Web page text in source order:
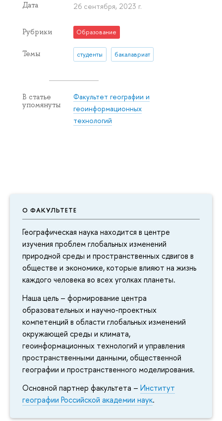
О ФАКУЛЬТЕТЕ
Географическая наука находится в центре
изучения проблем глобальных изменений
природной среды и пространственных сдвигов в
обществе и экономике, которые влияют на жизнь
каждого человека во всех уголках планеты.
Наша цель – формирование центра
образовательных и научно-проектных
компетенций в области глобальных изменений
окружающей среды и климата,
геоинформационных технологий и управления
пространственными данными, общественной
географии и пространственного моделирования.
Основной партнер факультета – Институт
географии Российской академии наук.
Дата 26 сентября, 2023 г.
Рубрики Образование
Темы студенты бакалавриат
В статье
упомянуты
Факультет географии и
геоинформационных
технологий